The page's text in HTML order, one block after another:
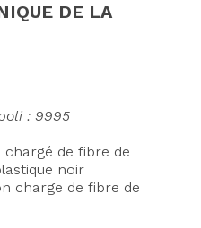
DE LA
: 9995
chargé de fibre de
noir
charge de fibre de